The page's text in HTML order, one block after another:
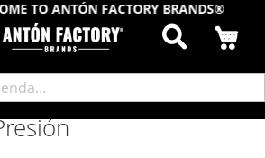
TO ANTÓN FACTORY BRANDS®
Buscar
Calzado
Fornituras Metal